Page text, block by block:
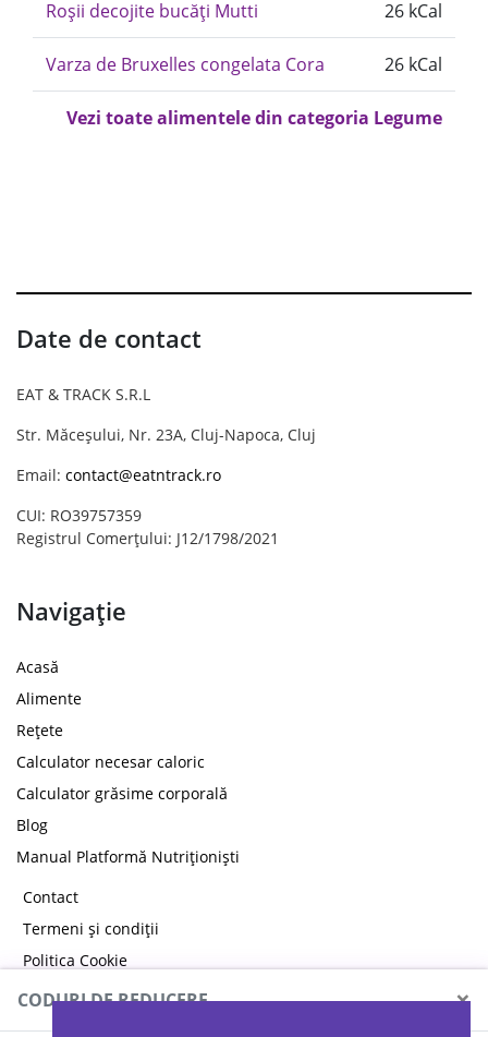
Roșii decojite bucăți Mutti 26 kCal
Varza de Bruxelles congelata Cora 26 kCal
Vezi toate alimentele din categoria Legume
Date de contact
EAT & TRACK S.R.L
Str. Măceșului, Nr. 23A, Cluj-Napoca, Cluj
Email: contact@eatntrack.ro
CUI: RO39757359
Registrul Comerțului: J12/1798/2021
Navigație
Acasă
Alimente
Rețete
Calculator necesar caloric
Calculator grăsime corporală
Blog
Manual Platformă Nutriționiști
Contact
Termeni și condiții
Politica Cookie
Politica de confidențialitate
CODURI DE REDUCERE ×